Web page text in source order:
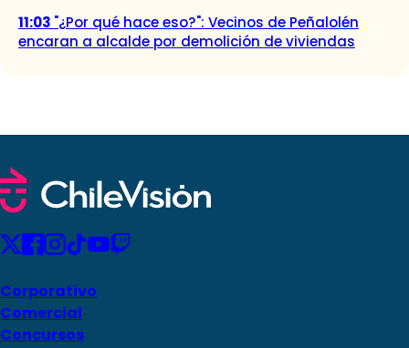
11:03 "¿Por qué hace eso?": Vecinos de Peñalolén
encaran a alcalde por demolición de viviendas
Corporativo
Comercial
Concursos